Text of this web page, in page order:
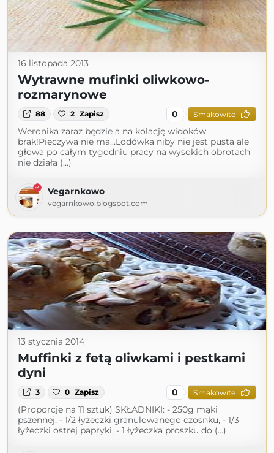
16 listopada 2013
Wytrawne mufinki oliwkowo-
rozmarynowe
88 2 Zapisz 0 Smakowite
Weronika zaraz będzie a na kolację widoków
brak!Pieczywa nie ma...Lodówka niby nie jest pusta ale
głowa po całym tygodniu pracy na wysokich obrotach
nie działa (...)
Vegarnkowo
vegarnkowo.blogspot.com
13 stycznia 2014
Muffinki z fetą oliwkami i pestkami
dyni
3 0 Zapisz 0 Smakowite
(Proporcje na 11 sztuk) SKŁADNIKI: - 250g mąki
pszennej, - 1/2 łyżeczki granulowanego czosnku, - 1/3
łyżeczki ostrej papryki, - 1 łyżeczka proszku do (...)